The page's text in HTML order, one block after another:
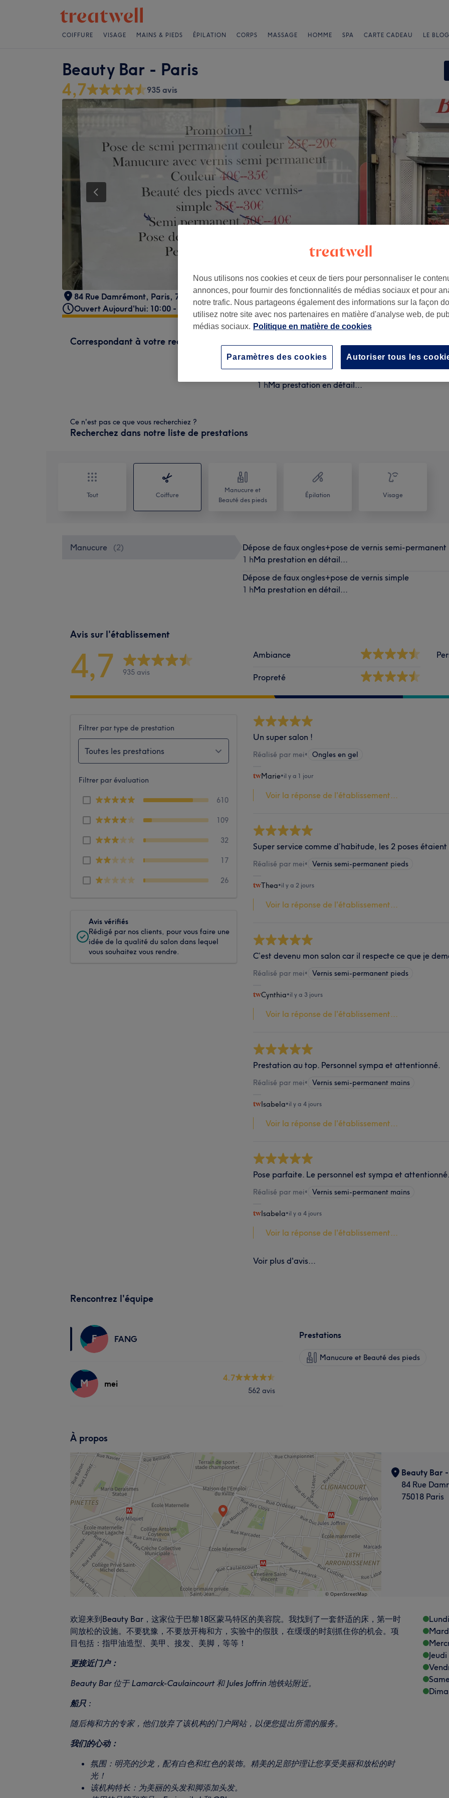
COIFFURE VISAGE MAINS & PIEDS ÉPILATION CORPS MASSAGE HOMME SPA CARTE CADEAU LE
Beauty Bar - Paris
4,7 935 avis
84 Rue Damrémont, Paris, 75018
Ouvert Aujourd'hui: 10:00 - 20:00
Correspondant à votre recherche
1 hMa prestation en détail...
Dépose de faux ongles+pose de vernis semi-
1 hMa prestation en détail...
Ce n'est pas ce que vous recherchiez ?
Recherchez dans notre liste de prestations
Tout Coiffure
Manucure et
Beauté des pieds
Épilation Visage
Manucure (2)
Dépose de faux ongles+pose de vernis semi-permanent
1 hMa prestation en détail...
Dépose de faux ongles+pose de vernis simple
1 hMa prestation en détail...
Avis sur l'établissement
4,7 935 avis
Ambiance
Propreté
Filtrer par type de prestation
Toutes les prestations
Filtrer par évaluation
610
109
32
17
26
Avis vérifiés
Rédigé par nos clients, pour vous faire une
idée de la qualité du salon dans lequel
vous souhaitez vous rendre.
Un super salon !
Réalisé par mei• Ongles en gel
Marie•il y a 1 jour
Voir la réponse de l'établissement...
Super service comme d’habitude, les 2 poses
Réalisé par mei• Vernis semi-permanent pieds
Thea•il y a 2 jours
Voir la réponse de l'établissement...
C’est devenu mon salon car il respecte ce que je
Réalisé par mei• Vernis semi-permanent pieds
Cynthia•il y a 3 jours
Voir la réponse de l'établissement...
Prestation au top. Personnel sympa et attentionné.
Réalisé par mei• Vernis semi-permanent mains
Isabela•il y a 4 jours
Voir la réponse de l'établissement...
Pose parfaite. Le personnel est sympa et attentionné.
Réalisé par mei• Vernis semi-permanent mains
Isabela•il y a 4 jours
Voir la réponse de l'établissement...
Voir plus d'avis...
Rencontrez l'équipe
F FANG
M mei
4.7
562 avis
Prestations
Manucure et Beauté des pieds
À propos
Beauty Bar
84 Rue
75018 Paris
欢迎来到Beauty Bar，这家位于巴黎18区蒙马特区的美容院。我找到了一套舒适的床，第一时
间放松的设施。不要犹豫，不要放开梅和方，实验中的假肢，在缓缓的时刻抓住你的机会。项
目包括：指甲油造型、美甲、接发、美脚，等等！
更接近门户：
Beauty Bar 位于 Lamarck-Caulaincourt 和 Jules Joffrin 地铁站附近。
船只 :
随后梅和方的专家，他们放弃了该机构的门户网站，以便您提出所需的服务。
我们的心动：
氛围：明亮的沙龙，配有白色和红色的装饰。精美的足部护理让您享受美丽和放松的时
光！
该机构特长：为美丽的头发和脚添加头发。
Lundi
Jeudi
Nous utilisons nos cookies et ceux de tiers pour personnaliser le
annonces, pour fournir des fonctionnalités de médias sociaux et pour
notre trafic. Nous partageons également des informations sur la façon
utilisez notre site avec nos partenaires en matière d'analyse web, de
médias sociaux. Politique en matière de cookies
Autoriser tous les
Paramètres des cookies